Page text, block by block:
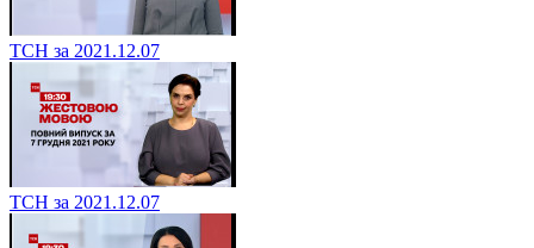
ТСН за 2021.12.07
ТСН за 2021.12.07